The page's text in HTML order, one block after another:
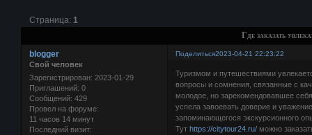
Где заказать
Страница: 1
Поделиться2023-04-21 22:23:22
blogger
Свой человек
Зарегистрирован: 2023-01-29
Приглашений: 0
Сообщений: 429
Провел на форуме:
11 часов 14 минут
Последний визит:
Туризмом и путешествиями
вопросы и сомнения, связанные с
молодое, но зарекомендовавшее
успела завоевать доверие и
запоминающегося экскурсионного
Тутhttps://citytour24.ru/ можно